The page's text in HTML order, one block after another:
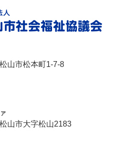
山市松本町1-7-8
山市大字松山2183